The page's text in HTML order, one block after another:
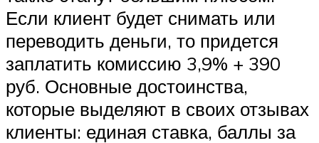
Если клиент будет снимать или
переводить деньги, то придется
заплатить комиссию 3,9% + 390
руб. Основные достоинства,
которые выделяют в своих отзывах
клиенты: единая ставка, баллы за